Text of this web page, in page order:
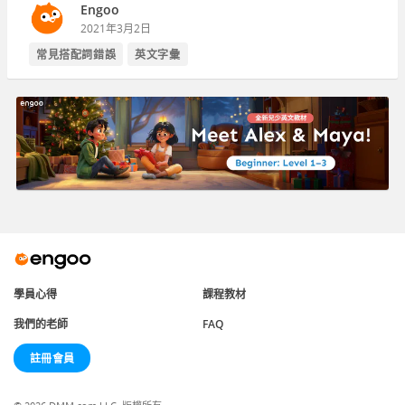
Engoo
2021年3月2日
常見搭配詞錯誤
英文字彙
學員心得
課程教材
我們的老師
FAQ
註冊會員